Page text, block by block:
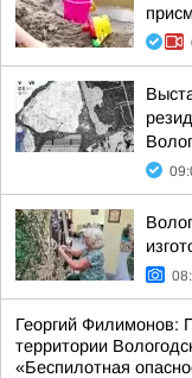
Георгий Филимонов:
территории
«Беспилотная